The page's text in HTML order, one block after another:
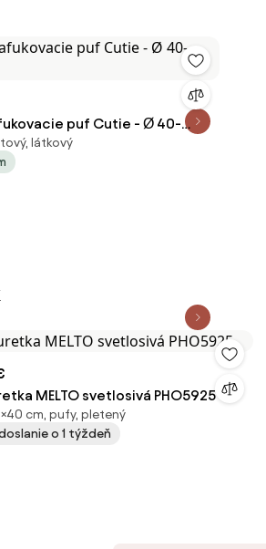
puf Cutie - Ø 40-
látkový
MELTO svetlosivá PHO5925
cm, pufy, pletený
o 1 týždeň